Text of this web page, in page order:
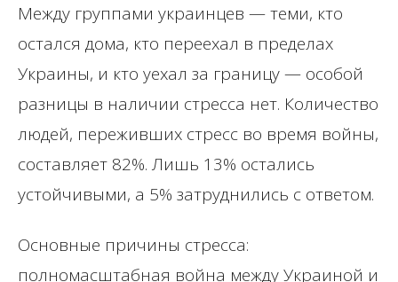
Между группами украинцев — теми, кто
остался дома, кто переехал в пределах
Украины, и кто уехал за границу — особой
разницы в наличии стресса нет. Количество
людей, переживших стресс во время войны,
составляет 82%. Лишь 13% остались
устойчивыми, а 5% затруднились с ответом.
Основные причины стресса:
полномасштабная война между Украиной и